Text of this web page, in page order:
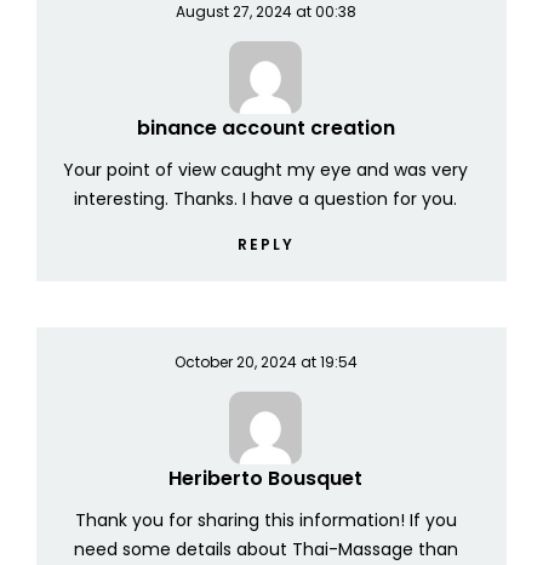
August 27, 2024 at 00:38
binance account creation
Your point of view caught my eye and was very
interesting. Thanks. I have a question for you.
REPLY
October 20, 2024 at 19:54
Heriberto Bousquet
Thank you for sharing this information! If you
need some details about Thai-Massage than